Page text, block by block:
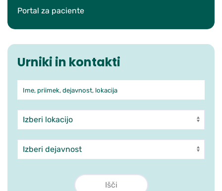
Portal za paciente
Urniki in kontakti
Iskanje po ambulantah in
Ime, priimek, dejavnost, lokacija
Enota
Dejavnost